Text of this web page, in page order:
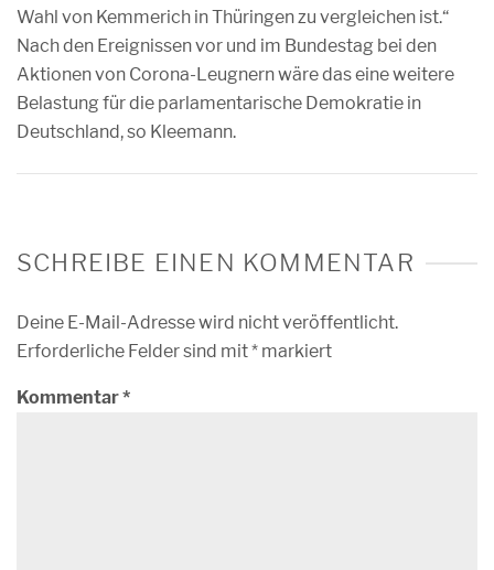
Wahl von Kemmerich in Thüringen zu vergleichen ist.“
Nach den Ereignissen vor und im Bundestag bei den
Aktionen von Corona-Leugnern wäre das eine weitere
Belastung für die parlamentarische Demokratie in
Deutschland, so Kleemann.
SCHREIBE EINEN KOMMENTAR
Deine E-Mail-Adresse wird nicht veröffentlicht.
Erforderliche Felder sind mit* markiert
Kommentar*